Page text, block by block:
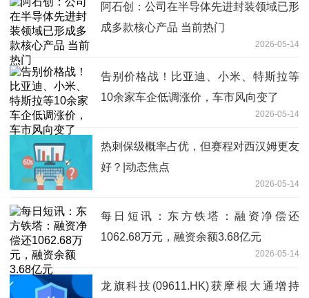
阿石创：公司在半导体先进封装领域已形
成多款核心产品 当前热门
2026-05-14
告别价格战！比亚迪、小米、特斯拉等
10余家车企低调涨价，车市风向变了
2026-05-14
热刺保级概率占优，但赛程对西汉姆更友
好？|动态焦点
2026-05-14
每日短讯：东方铁塔：融资净偿还
1062.68万元，融资余额3.68亿元
2026-05-14
龙旗科技(09611.HK)获摩根大通增持